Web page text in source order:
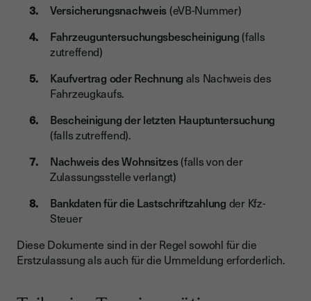
Versicherungsnachweis (eVB-Nummer)
Fahrzeuguntersuchungsbescheinigung (falls
zutreffend)
Kaufvertrag oder Rechnung als Nachweis des
Fahrzeugkaufs.
Bescheinigung der letzten Hauptuntersuchung
(falls zutreffend).
Nachweis des Wohnsitzes(falls von der
Zulassungsstelle verlangt)
Bankdaten für die Lastschriftzahlung der Kfz-
Steuer
Diese Dokumente sind in der Regel sowohl für die
Erstzulassung als auch für die Ummeldung erforderlich.